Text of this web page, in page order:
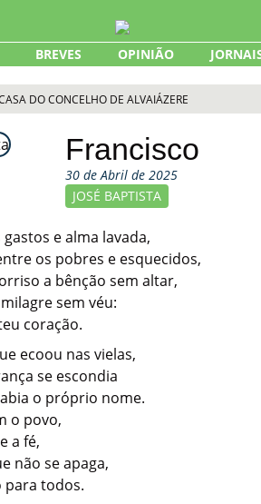
BREVES OPINIÃO
DO CONCELHO DE ALVAIÁZERE
Francisco
30 de Abril de 2025
JOSÉ BAPTISTA
e alma lavada,
os pobres e esquecidos,
a bênção sem altar,
sem véu:
coração.
ecoou nas vielas,
se escondia
o próprio nome.
o povo,
a fé,
não se apaga,
todos.